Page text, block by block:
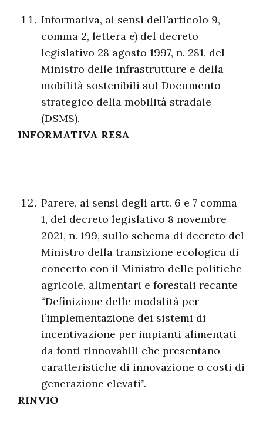
Informativa, ai sensi dell’articolo 9,
comma 2, lettera e) del decreto
legislativo 28 agosto 1997, n. 281, del
Ministro delle infrastrutture e della
mobilità sostenibili sul Documento
strategico della mobilità stradale
(DSMS).
INFORMATIVA RESA
Parere, ai sensi degli artt. 6 e 7 comma
1, del decreto legislativo 8 novembre
2021, n. 199, sullo schema di decreto del
Ministro della transizione ecologica di
concerto con il Ministro delle politiche
agricole, alimentari e forestali recante
“Definizione delle modalità per
l’implementazione dei sistemi di
incentivazione per impianti alimentati
da fonti rinnovabili che presentano
caratteristiche di innovazione o costi di
generazione elevati”.
RINVIO